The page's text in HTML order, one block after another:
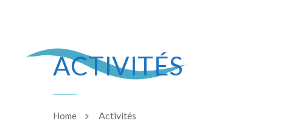
ACTIVITÉS
Home Activités